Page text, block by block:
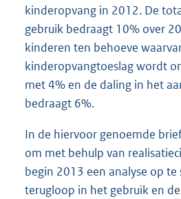
kinderopvang in 2012. De
gebruik bedraagt 10% over
kinderen ten behoeve
kinderopvangtoeslag wordt
met 4% en de daling in het
bedraagt 6%.
In de hiervoor genoemde
om met behulp van
begin 2013 een analyse op te
terugloop in het gebruik en